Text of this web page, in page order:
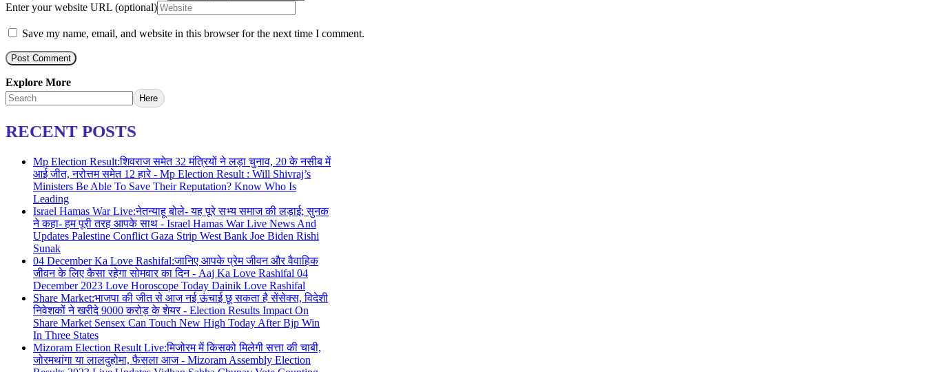
Enter your website URL (optional)
Save my name, email, and website in this browser for the next time I comment.
Explore More
Here
RECENT POSTS
Mp Election Result:शिवराज समेत 32 मंत्रियों ने लड़ा चुनाव, 20 के नसीब में
आई जीत, नरोत्तम समेत 12 हारे - Mp Election Result : Will Shivraj’s
Ministers Be Able To Save Their Reputation? Know Who Is
Leading
Israel Hamas War Live:नेतन्याहू बोले- यह पूरे सभ्य समाज की लड़ाई; सुनक
ने कहा- हम पूरी तरह आपके साथ - Israel Hamas War Live News And
Updates Palestine Conflict Gaza Strip West Bank Joe Biden Rishi
Sunak
04 December Ka Love Rashifal:जानिए आपके प्रेम जीवन और वैवाहिक
जीवन के लिए कैसा रहेगा सोमवार का दिन - Aaj Ka Love Rashifal 04
December 2023 Love Horoscope Today Dainik Love Rashifal
Share Market:भाजपा की जीत से आज नई ऊंचाई छू सकता है सेंसेक्स, विदेशी
निवेशकों ने खरीदे 9000 करोड़ के शेयर - Election Results Impact On
Share Market Sensex Can Touch New High Today After Bjp Win
In Three States
Mizoram Election Result Live:मिजोरम में किसको मिलेगी सत्ता की चाबी,
जोरमथांगा या लालदुहोमा, फैसला आज - Mizoram Assembly Election